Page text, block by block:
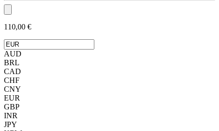
110,00 €
AUD
BRL
CAD
CHF
CNY
EUR
GBP
INR
JPY